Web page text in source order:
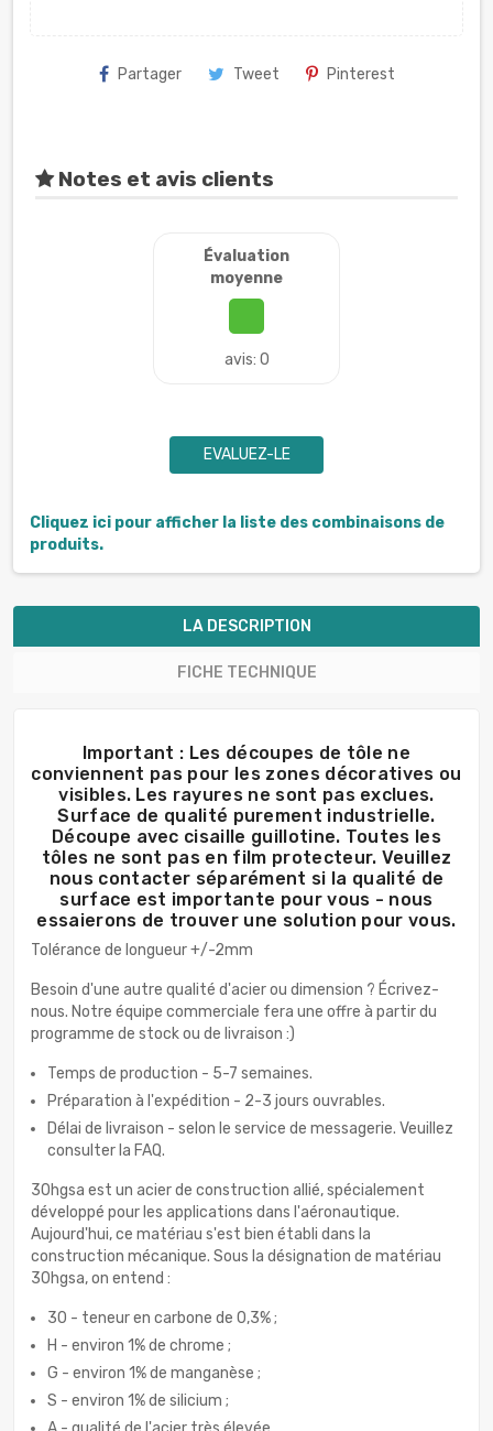
Partager Tweet Pinterest
Notes et avis clients
Évaluation
moyenne
avis: 0
EVALUEZ-LE
Cliquez ici pour afficher la liste des combinaisons de
produits.
LA DESCRIPTION
FICHE TECHNIQUE
Important : Les découpes de tôle ne
conviennent pas pour les zones décoratives ou
visibles. Les rayures ne sont pas exclues.
Surface de qualité purement industrielle.
Découpe avec cisaille guillotine. Toutes les
tôles ne sont pas en film protecteur. Veuillez
nous contacter séparément si la qualité de
surface est importante pour vous - nous
essaierons de trouver une solution pour vous.
Tolérance de longueur +/-2mm
Besoin d'une autre qualité d'acier ou dimension ? Écrivez-
nous. Notre équipe commerciale fera une offre à partir du
programme de stock ou de livraison :)
Temps de production - 5-7 semaines.
Préparation à l'expédition - 2-3 jours ouvrables.
Délai de livraison - selon le service de messagerie. Veuillez
consulter la FAQ.
30hgsa est un acier de construction allié, spécialement
développé pour les applications dans l'aéronautique.
Aujourd'hui, ce matériau s'est bien établi dans la
construction mécanique. Sous la désignation de matériau
30hgsa, on entend :
30 - teneur en carbone de 0,3% ;
H - environ 1% de chrome ;
G - environ 1% de manganèse ;
S - environ 1% de silicium ;